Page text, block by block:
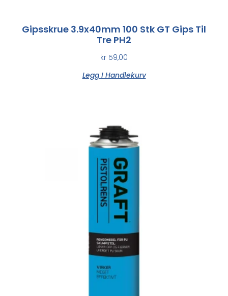
Gipsskrue 3.9x40mm 100 Stk GT Gips Til
Tre PH2
kr 59,00
Legg I Handlekurv